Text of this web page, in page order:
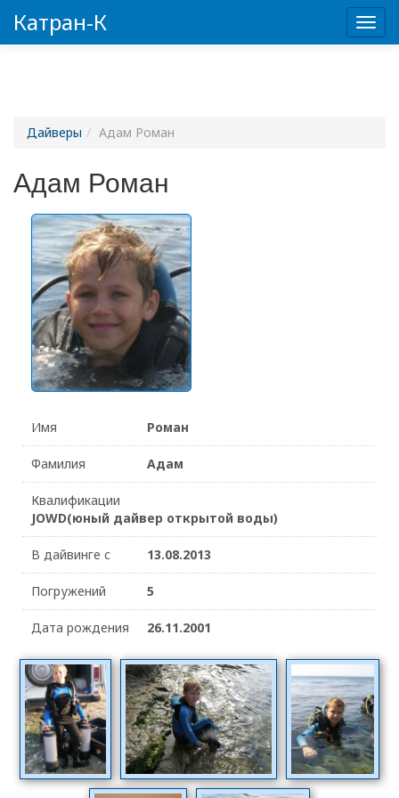
Катран-К
Дайверы Адам Роман
Адам Роман
Имя Роман
Фамилия Адам
Квалификации
JOWD(юный дайвер открытой воды)
В дайвинге с 13.08.2013
Погружений 5
Дата рождения 26.11.2001